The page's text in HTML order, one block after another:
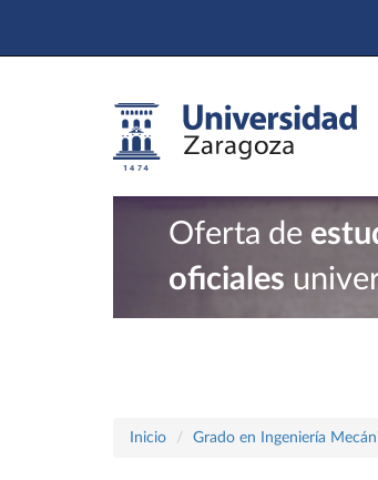
Oferta de
oficiales
Inicio Grado en Ingeniería